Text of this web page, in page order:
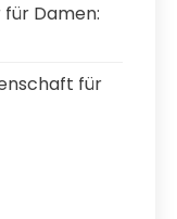
Damen:
für